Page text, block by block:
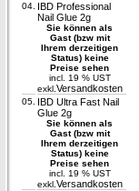
04. IBD Professional
Nail Glue 2g
Sie können als
Gast (bzw mit
Ihrem derzeitigen
Status) keine
Preise sehen
incl. 19 % UST
exkl. Versandkosten
05. IBD Ultra Fast Nail
Glue 2g
Sie können als
Gast (bzw mit
Ihrem derzeitigen
Status) keine
Preise sehen
incl. 19 % UST
exkl. Versandkosten